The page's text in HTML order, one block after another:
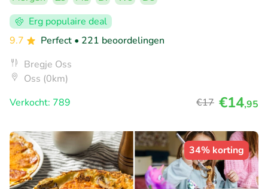
Erg populaire deal
9.7
Perfect • 221 beoordelingen
Bregje Oss
Oss (0km)
Verkocht: 789
€17 €14,95
34% korting